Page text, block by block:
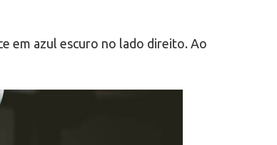
em azul escuro no lado direito. Ao